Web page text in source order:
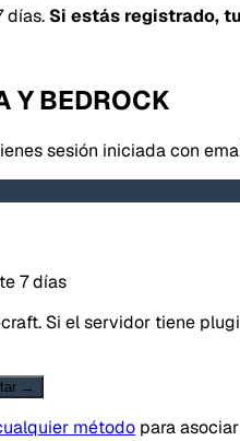
días. Si estás registrado,
Y BEDROCK
sesión iniciada con
7 días
Si el servidor tiene
→
método para